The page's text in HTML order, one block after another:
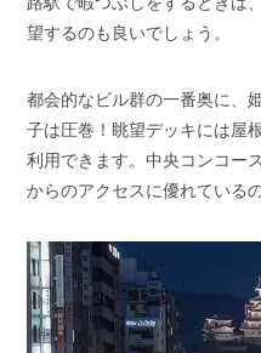
望するのも良いでしょう。
都会的なビル群の一番奥に、
子は圧巻！眺望デッキには屋
利用できます。中央コンコー
からのアクセスに優れている